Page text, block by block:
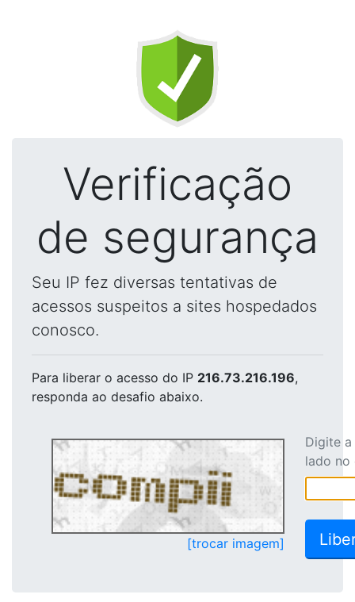
Verificação
de segurança
Seu IP fez diversas tentativas de
acessos suspeitos a sites hospedados
conosco.
Para liberar o acesso do IP 216.73.216.196,
responda ao desafio abaixo.
[trocar imagem]
Digite
lado no